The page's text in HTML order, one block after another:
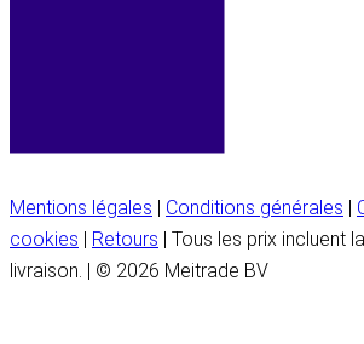
Mentions légales | Conditions générales |
cookies | Retours | Tous les prix incluent
livraison. | © 2026 Meitrade BV